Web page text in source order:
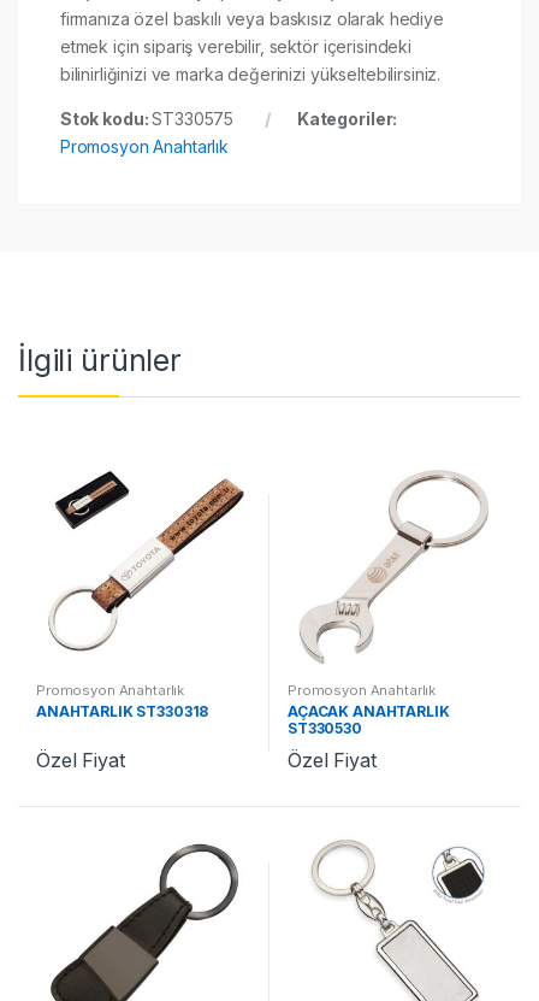
firmanıza özel baskılı veya baskısız olarak hediye
etmek için sipariş verebilir, sektör içerisindeki
bilinirliğinizi ve marka değerinizi yükseltebilirsiniz.
Stok kodu:ST330575
Kategoriler:
Promosyon Anahtarlık
İlgili ürünler
Promosyon Anahtarlık
ANAHTARLIK ST330318
Özel Fiyat
Promosyon Anahtarlık
AÇACAK ANAHTARLIK
ST330530
Özel Fiyat